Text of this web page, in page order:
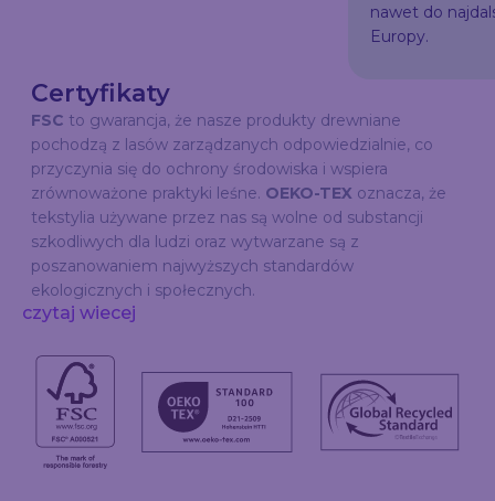
nawet do
Europy.
Certyfikaty
FSC to gwarancja, że nasze produkty drewniane
pochodzą z lasów zarządzanych odpowiedzialnie, co
przyczynia się do ochrony środowiska i wspiera
zrównoważone praktyki leśne. OEKO-TEX oznacza, że
tekstylia używane przez nas są wolne od substancji
szkodliwych dla ludzi oraz wytwarzane są z
poszanowaniem najwyższych standardów
ekologicznych i społecznych.
czytaj wiecej